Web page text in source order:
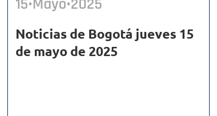
Noticias de Bogotá jueves 15
de mayo de 2025